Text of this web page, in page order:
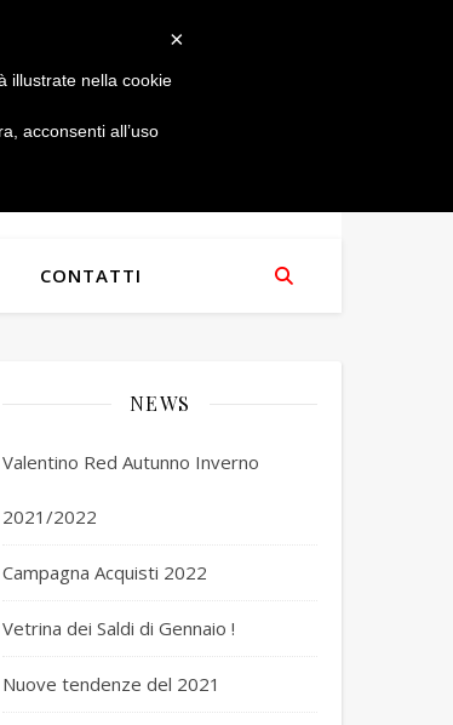
CONTATTI
NEWS
Valentino Red Autunno Inverno
2021/2022
Campagna Acquisti 2022
Vetrina dei Saldi di Gennaio !
Nuove tendenze del 2021
×
illustrate nella cookie
acconsenti all’uso